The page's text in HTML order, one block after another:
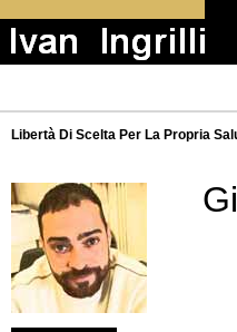
Libertà Di Scelta Per La Propria